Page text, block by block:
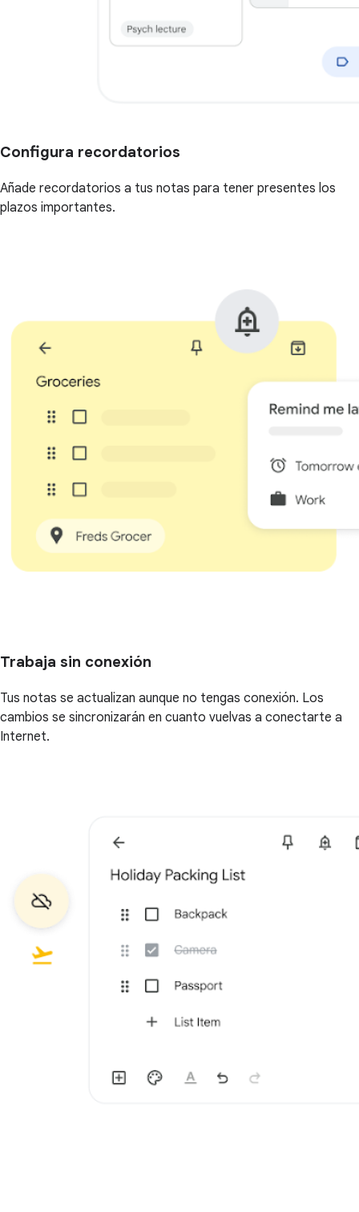
Configura recordatorios
Añade recordatorios a tus notas para tener presentes los
plazos importantes.
Trabaja sin conexión
Tus notas se actualizan aunque no tengas conexión. Los
cambios se sincronizarán en cuanto vuelvas a conectarte a
Internet.